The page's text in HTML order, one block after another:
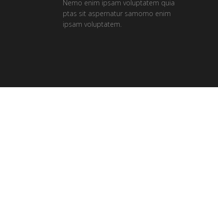
Nemo enim ipsam voluptatem quia
ptas sit aspernatur samomo enim
ipsam voluptatem.